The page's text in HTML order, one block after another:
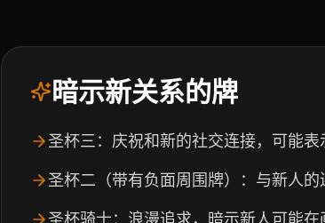
暗示新关系的牌
圣杯三：庆祝和新的社交连接，可能
圣杯二（带有负面周围牌）：与新人的
圣杯骑士：浪漫追求，暗示新人可能在